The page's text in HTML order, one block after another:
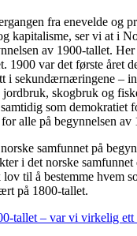
fra enevelde og
kapitalisme, ser vi at i
av 1900-tallet. Her
1900 var det første året
i sekundærnæringene –
skogbruk og
som demokratiet
alle på begynnelsen av
samfunnet på
i det norske samfunnet
til å bestemme hvem
på 1800-tallet.
tallet – var vi virkelig ett